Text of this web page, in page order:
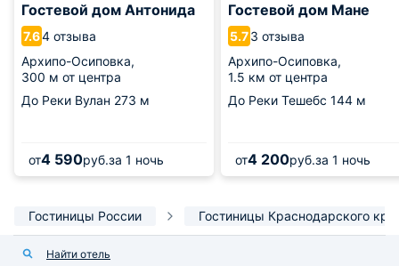
Гостевой дом Антонида
7.64 отзыва
Архипо-Осиповка,
300 м от центра
До Реки Вулан 273 м
от4 590руб.за 1 ночь
Гостевой дом Мане
5.73 отзыва
Архипо-Осиповка,
1.5 км от центра
До Реки Тешебс 144 м
от4 200руб.за 1 ночь
Гостиницы России Гостиницы Краснодарского
Найти отель